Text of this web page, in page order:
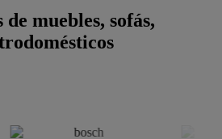
muebles, sofás,